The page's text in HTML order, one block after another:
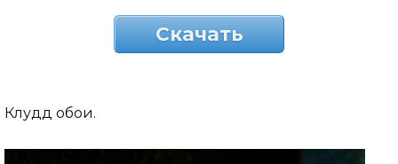
Скачать
Клудд обои.